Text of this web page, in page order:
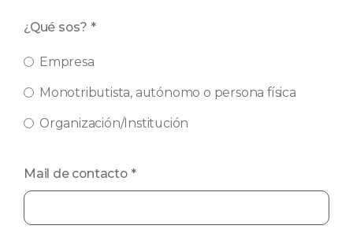
¿Qué sos? *
Empresa
Monotributista, autónomo o persona física
Organización/Institución
Mail de contacto *